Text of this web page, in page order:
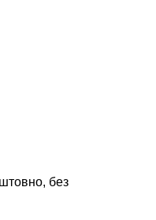
без